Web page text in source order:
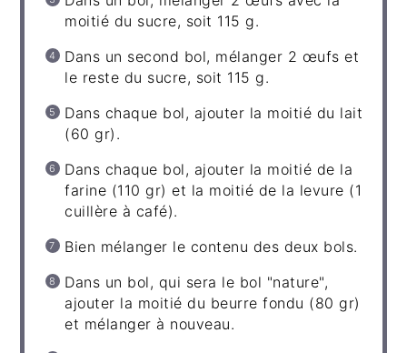
moitié du sucre, soit 115 g.
Dans un second bol, mélanger 2 œufs et
le reste du sucre, soit 115 g.
Dans chaque bol, ajouter la moitié du lait
(60 gr).
Dans chaque bol, ajouter la moitié de la
farine (110 gr) et la moitié de la levure (1
cuillère à café).
Bien mélanger le contenu des deux bols.
Dans un bol, qui sera le bol "nature",
ajouter la moitié du beurre fondu (80 gr)
et mélanger à nouveau.